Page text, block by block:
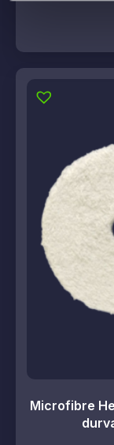
Microfibre